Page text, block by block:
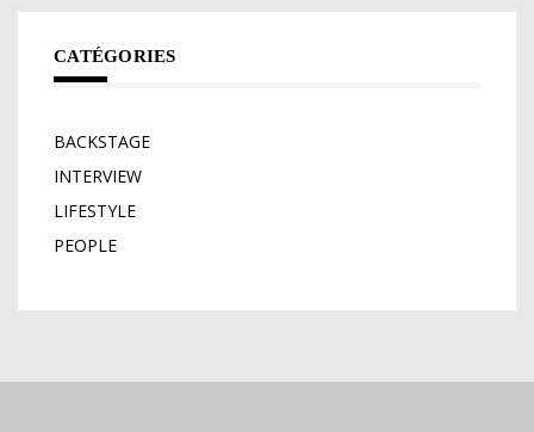
CATÉGORIES
BACKSTAGE
INTERVIEW
LIFESTYLE
PEOPLE